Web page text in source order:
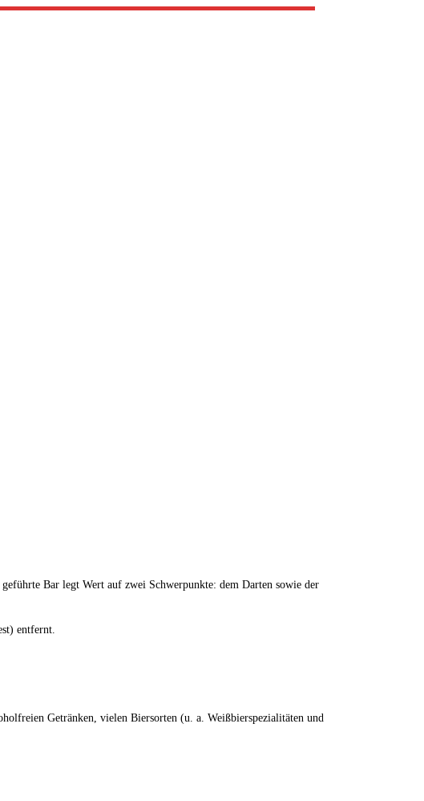
Bar legt Wert auf zwei Schwerpunkte: dem Darten sowie der
entfernt.
Getränken, vielen Biersorten (u. a. Weißbierspezialitäten und